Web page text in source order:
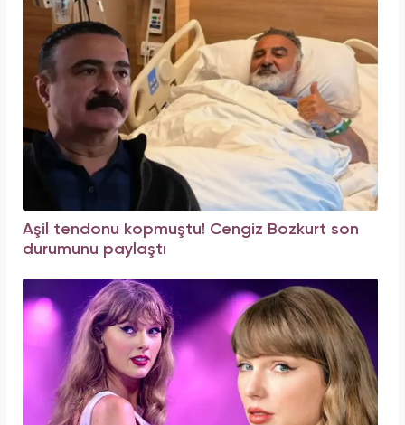
Aşil tendonu kopmuştu! Cengiz Bozkurt son
durumunu paylaştı